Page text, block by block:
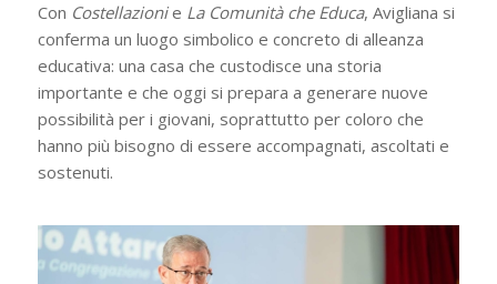
Con Costellazionie La Comunità che Educa, Avigliana si
conferma un luogo simbolico e concreto di alleanza
educativa: una casa che custodisce una storia
importante e che oggi si prepara a generare nuove
possibilità per i giovani, soprattutto per coloro che
hanno più bisogno di essere accompagnati, ascoltati e
sostenuti.